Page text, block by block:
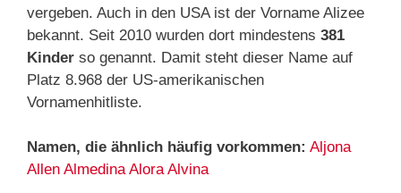
vergeben. Auch in den USA ist der Vorname Alizee
bekannt. Seit 2010 wurden dort mindestens 381
Kinder so genannt. Damit steht dieser Name auf
Platz 8.968 der US-amerikanischen
Vornamenhitliste.
Namen, die ähnlich häufig vorkommen: Aljona
Allen Almedina Alora Alvina